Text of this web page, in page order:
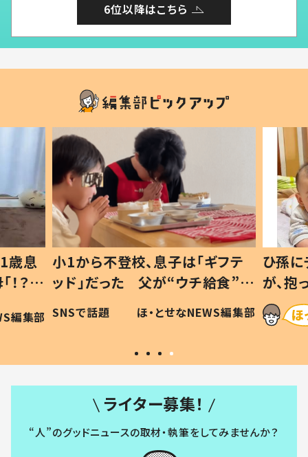
6位以降はこちら
歳息
？」
編集部
小1から不登校、息子は「ギフテ
ッド」だった 父が“ウチ給食”を
作り続ける理由とは #令和の親
#令和の子
SNSで話題 ほ・とせなNEWS編集部
ひ孫
が、
「涙が
い」
ライター募集！
“人”のグッドニュースの取材・執筆をしてみませんか？